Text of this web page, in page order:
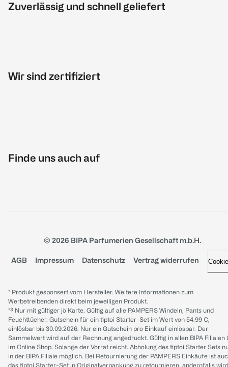
Zuverlässig und schnell geliefert
Wir sind zertifiziert
Finde uns auch auf
© 2026 BIPA Parfumerien Gesellschaft m.b.H.
AGB Impressum Datenschutz Vertrag widerrufen
* Produkt gesponsert vom Hersteller. Weitere Informationen zum
Werbetreibenden direkt beim jeweiligen Produkt.
*³ Nur mit gültiger jö Karte. Gültig auf alle PAMPERS Windeln, Pants und
Feuchttücher. Gutschein für ein tiptoi Starter-Set im Wert von 54.99 €,
einlösbar bis 30.09.2026. Nur ein Gutschein pro Einkauf einlösbar. Der
Sammelwert wird auf der Rechnung angedruckt. Gültig in allen BIPA Filialen
im Online Shop. Solange der Vorrat reicht. Abholung des tiptoi Starter Sets
in der BIPA Filiale möglich. Bei Retournierung der PAMPERS Einkäufe ist
das tiptoi Starter-Set in Originalverpackung zu retournieren, andernfalls wird